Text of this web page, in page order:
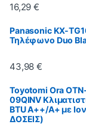
16,29€
Panasonic KX-
Τηλέφωνο Duo
43,98€
Toyotomi Ora
09QINV
BTU A++/A+ με
ΔΟΣΕΙΣ)